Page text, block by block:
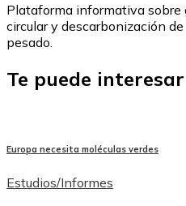
Plataforma informativa sobre
circular y descarbonización
pesado.
Te puede interesar
Europa necesita moléculas verdes
Estudios/Informes